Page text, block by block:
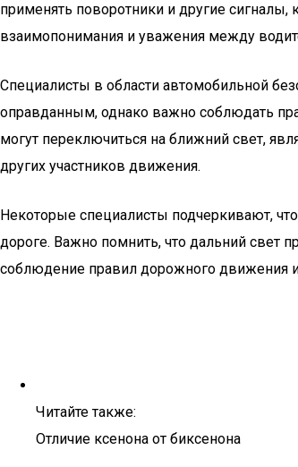
применять поворотники и другие
взаимопонимания и уважения между
Специалисты в области автомобильной
оправданным, однако важно соблюдать
могут переключиться на ближний свет,
других участников движения.
Некоторые специалисты подчеркивают,
дороге. Важно помнить, что дальний свет
соблюдение правил дорожного движения
Читайте также:
Отличие ксенона от биксенона